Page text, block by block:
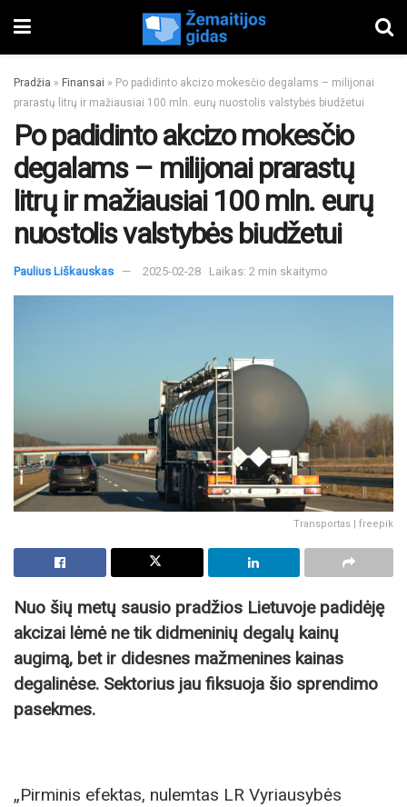
Pradžia » Finansai » Po padidinto akcizo mokesčio degalams – milijonai
prarastų litrų ir mažiausiai 100 mln. eurų nuostolis valstybės biudžetui
Po padidinto akcizo mokesčio
degalams – milijonai prarastų
litrų ir mažiausiai 100 mln. eurų
nuostolis valstybės biudžetui
Paulius Liškauskas 2025-02-28 Laikas: 2 min skaitymo
Transportas | freepik
Nuo šių metų sausio pradžios Lietuvoje padidėję
akcizai lėmė ne tik didmeninių degalų kainų
augimą, bet ir didesnes mažmenines kainas
degalinėse. Sektorius jau fiksuoja šio sprendimo
pasekmes.
„Pirminis efektas, nulemtas LR Vyriausybės